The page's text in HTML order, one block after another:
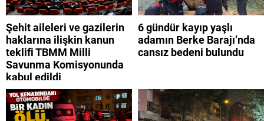
Şehit aileleri ve gazilerin
haklarına ilişkin kanun
teklifi TBMM Milli
Savunma Komisyonunda
kabul edildi
6 gündür kayıp yaşlı
adamın Berke Barajı’nda
cansız bedeni bulundu